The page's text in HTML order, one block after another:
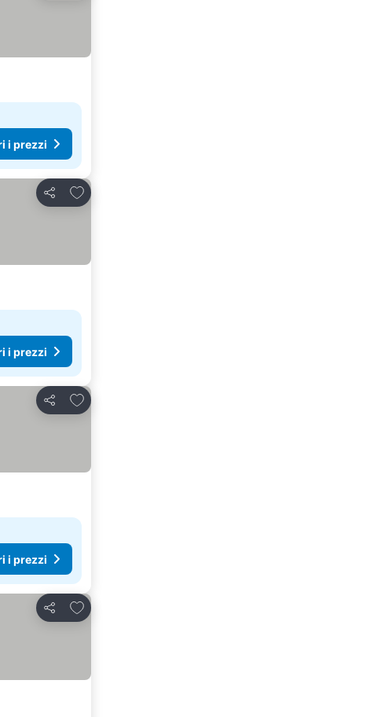
i prezzi
Condividi
Aggiungi ai preferiti
i prezzi
Condividi
Aggiungi ai preferiti
i prezzi
Condividi
Aggiungi ai preferiti